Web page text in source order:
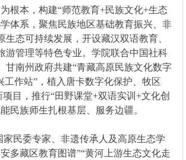
根本，构建“师范教育+民族文化+生态
体系，聚焦民族地区基础教育振兴、非
生态可持续发展，开设藏汉双语教育、
游管理等特色专业。学院联合中国社科
甘南州政府共建“青藏高原民族文化数字
工作站”，植入唐卡数字化保护、牧区
目，推行“田野课堂+双语实训+文化创
民族师生扎根基层、服务边疆。
民委专家、非遗传承人及高原生态学
多藏区教育图谱”“黄河上游生态文化走